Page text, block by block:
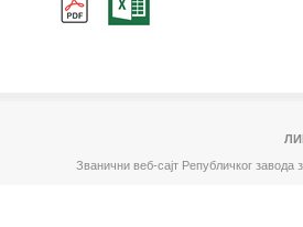
Званични веб-сајт Републичког